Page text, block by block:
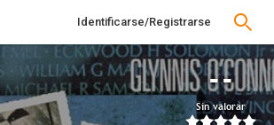
Identificarse/Registrarse
--
Sin valorar